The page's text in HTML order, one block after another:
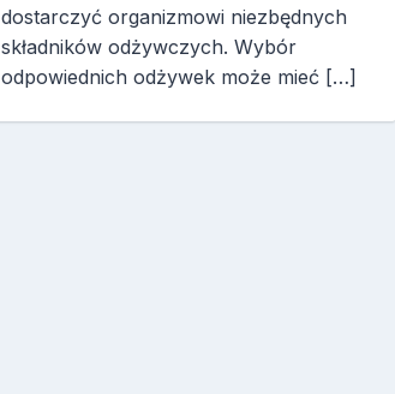
dostarczyć organizmowi niezbędnych
składników odżywczych. Wybór
odpowiednich odżywek może mieć […]